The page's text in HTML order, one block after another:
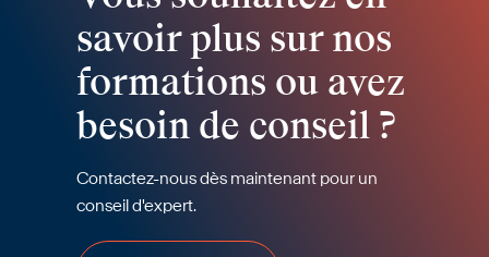
savoir plus sur nos
formations ou avez
besoin de conseil ?
Contactez-nous dès maintenant pour un
conseil d'expert.
Prendre contact